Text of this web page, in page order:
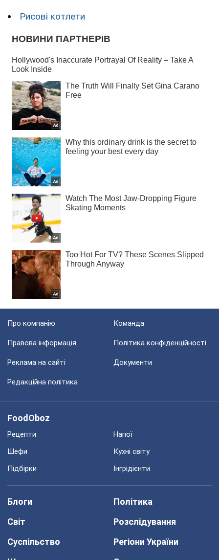
Рисові котлети
Про компанію Команда
Правова інформація Політика конфіденційності
Реклама на сайті Документи
Редакційна політика
FoodOboz
Рецепти
Напої
Шефи
Кухні світу
Підбірки
Інгрідієнти
Блоги
Політика
Світ
Розслідування
Суспільство
Регіони України